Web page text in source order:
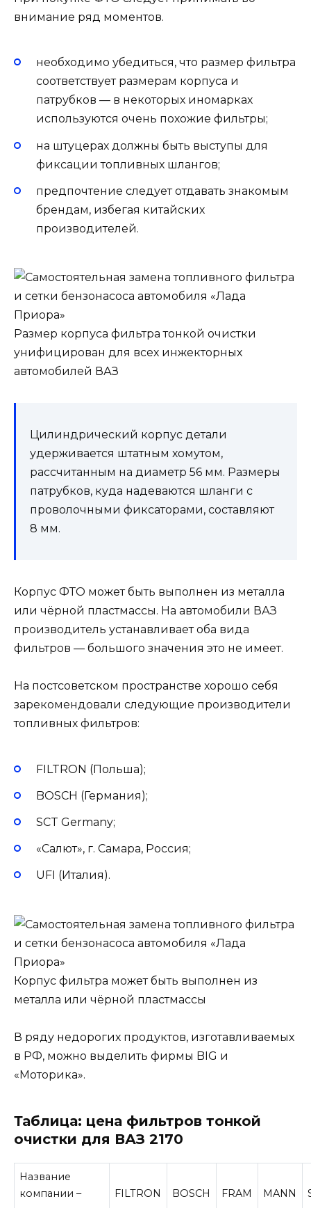
внимание ряд моментов.
необходимо убедиться, что размер фильтра
соответствует размерам корпуса и
патрубков — в некоторых иномарках
используются очень похожие фильтры;
на штуцерах должны быть выступы для
фиксации топливных шлангов;
предпочтение следует отдавать знакомым
брендам, избегая китайских
производителей.
Размер корпуса фильтра тонкой очистки
унифицирован для всех инжекторных
автомобилей ВАЗ
Цилиндрический корпус детали
удерживается штатным хомутом,
рассчитанным на диаметр 56 мм. Размеры
патрубков, куда надеваются шланги с
проволочными фиксаторами, составляют
8 мм.
Корпус ФТО может быть выполнен из металла
или чёрной пластмассы. На автомобили ВАЗ
производитель устанавливает оба вида
фильтров — большого значения это не имеет.
На постсоветском пространстве хорошо себя
зарекомендовали следующие производители
топливных фильтров:
FILTRON (Польша);
BOSCH (Германия);
SCT Germany;
«Салют», г. Самара, Россия;
UFI (Италия).
Корпус фильтра может быть выполнен из
металла или чёрной пластмассы
В ряду недорогих продуктов, изготавливаемых
в РФ, можно выделить фирмы BIG и
«Моторика».
Таблица: цена фильтров тонкой
очистки для ВАЗ 2170
Название
компании –
FILTRON BOSCH FRAM MANN